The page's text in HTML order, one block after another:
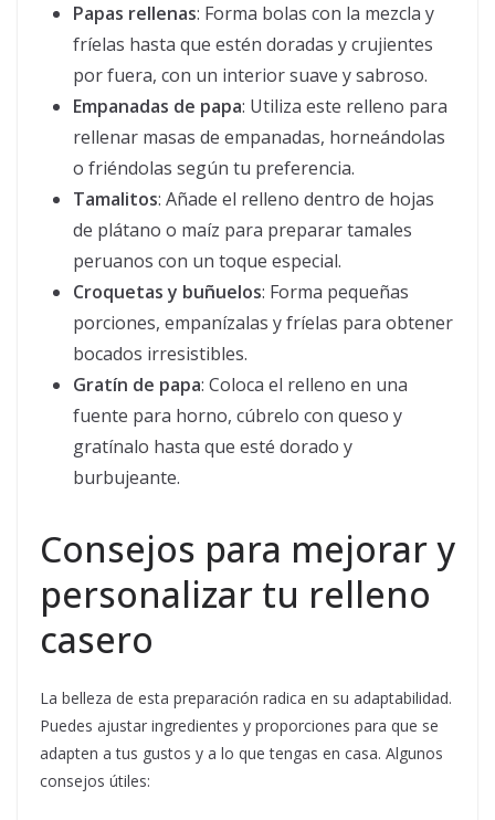
Papas rellenas: Forma bolas con la mezcla y
fríelas hasta que estén doradas y crujientes
por fuera, con un interior suave y sabroso.
Empanadas de papa: Utiliza este relleno para
rellenar masas de empanadas, horneándolas
o friéndolas según tu preferencia.
Tamalitos: Añade el relleno dentro de hojas
de plátano o maíz para preparar tamales
peruanos con un toque especial.
Croquetas y buñuelos: Forma pequeñas
porciones, empanízalas y fríelas para obtener
bocados irresistibles.
Gratín de papa: Coloca el relleno en una
fuente para horno, cúbrelo con queso y
gratínalo hasta que esté dorado y
burbujeante.
Consejos para mejorar y
personalizar tu relleno
casero
La belleza de esta preparación radica en su adaptabilidad.
Puedes ajustar ingredientes y proporciones para que se
adapten a tus gustos y a lo que tengas en casa. Algunos
consejos útiles: